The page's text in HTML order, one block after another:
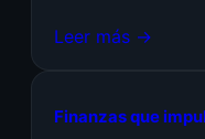
Leer más →
Finanzas que